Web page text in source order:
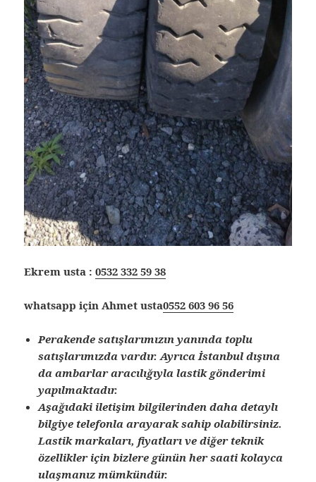
Ekrem usta :0532 332 59 38
whatsapp için Ahmet usta0552 603 96 56
Perakende satışlarımızın yanında toplu
satışlarımızda vardır. Ayrıca İstanbul dışına
da ambarlar aracılığıyla lastik gönderimi
yapılmaktadır.
Aşağıdaki iletişim bilgilerinden daha detaylı
bilgiye telefonla arayarak sahip olabilirsiniz.
Lastik markaları, fiyatları ve diğer teknik
özellikler için bizlere günün her saati kolayca
ulaşmanız mümkündür.